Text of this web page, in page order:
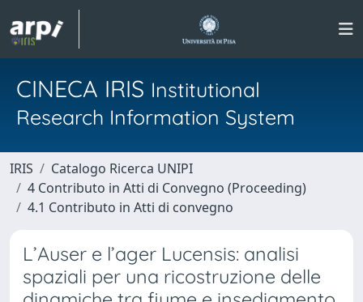
CINECA IRIS Institutional
Research Information System
IRIS
Catalogo Ricerca UNIPI
4 Contributo in Atti di Convegno (Proceeding)
4.1 Contributo in Atti di convegno
L’Auser e l’ager Lucensis: analisi
spaziali per una ricostruzione delle